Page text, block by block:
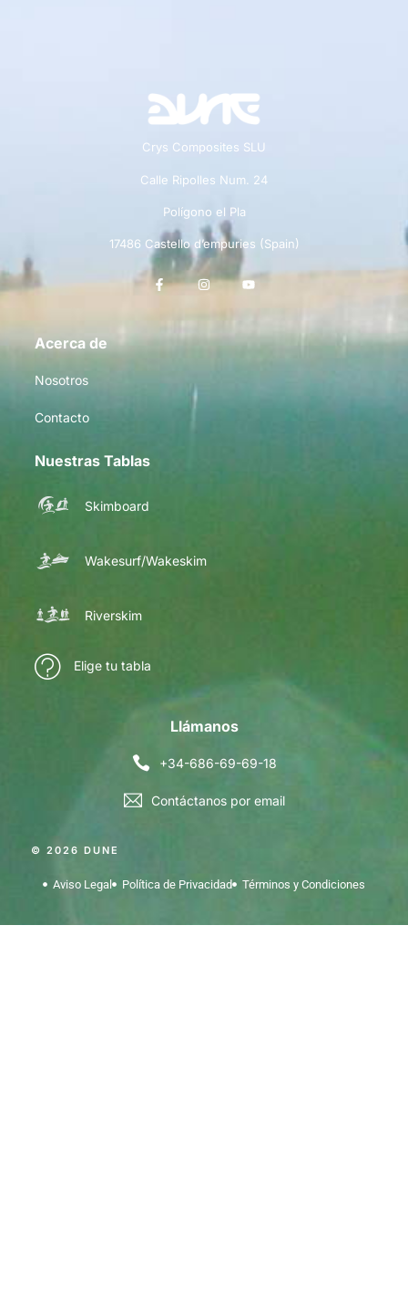
Crys Composites SLU
Calle Ripolles Num. 24
Polígono el Pla
17486 Castello d’empuries (Spain)
Acerca de
Nosotros
Contacto
Nuestras Tablas
Skimboard
Wakesurf/Wakeskim
Riverskim
Elige tu tabla
Llámanos
+34-686-69-69-18
Contáctanos por email
© 2026 DUNE
Aviso Legal Política de Privacidad Términos y Condiciones